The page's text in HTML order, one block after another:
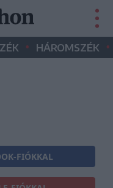
• HÁROMSZÉK •
FIÓKKAL